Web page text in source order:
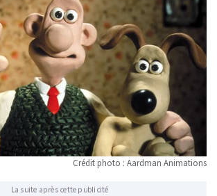
Crédit photo : Aardman Animations
La suite après cette publicité